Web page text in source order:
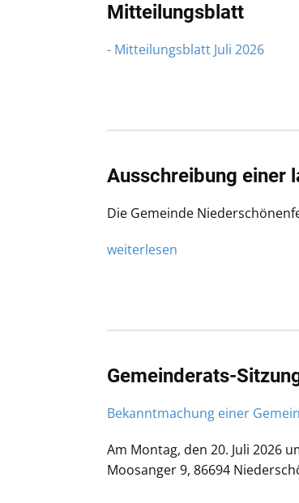
Mitteilungsblatt
- Mitteilungsblatt Juli 2026
Ausschreibung einer
Die Gemeinde
weiterlesen
Gemeinderats-
Bekanntmachung einer
Am Montag, den 20. Juli 2026
Moosanger 9, 86694